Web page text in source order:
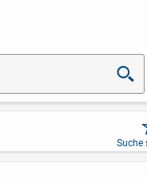
Suche